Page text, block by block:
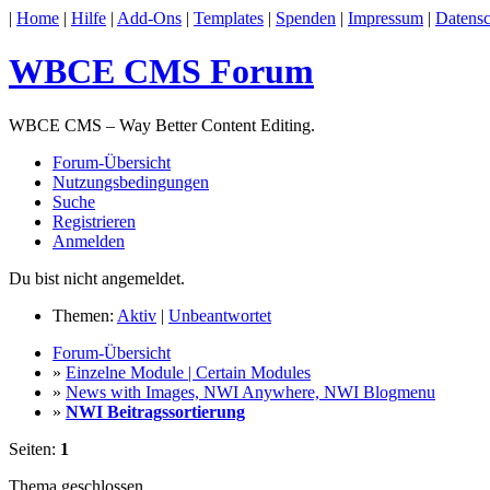
| Home | Hilfe | Add-Ons | Templates | Spenden | Impressum |
WBCE CMS Forum
WBCE CMS – Way Better Content Editing.
Forum-Übersicht
Nutzungsbedingungen
Suche
Registrieren
Anmelden
Du bist nicht angemeldet.
Themen: Aktiv | Unbeantwortet
Forum-Übersicht
» Einzelne Module | Certain Modules
» News with Images, NWI Anywhere, NWI Blogmenu
» NWI Beitragssortierung
Seiten: 1
Thema geschlossen